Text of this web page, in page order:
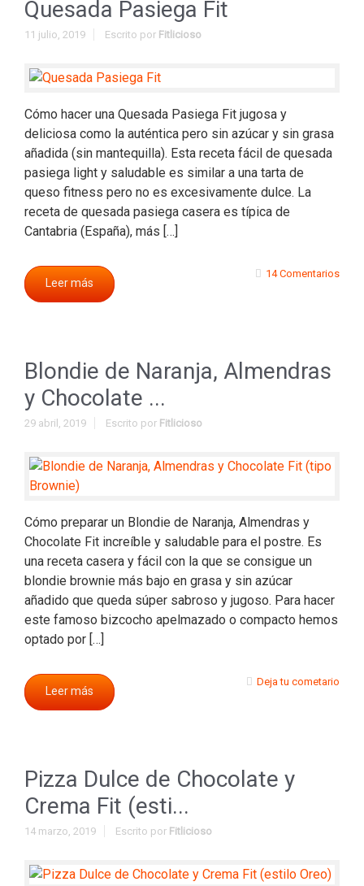
Quesada Pasiega Fit
11 julio, 2019 Escrito por Fitlicioso
Cómo hacer una Quesada Pasiega Fit jugosa y
deliciosa como la auténtica pero sin azúcar y sin grasa
añadida (sin mantequilla). Esta receta fácil de quesada
pasiega light y saludable es similar a una tarta de
queso fitness pero no es excesivamente dulce. La
receta de quesada pasiega casera es típica de
Cantabria (España), más […]
Leer más
14 Comentarios
Blondie de Naranja, Almendras
y Chocolate ...
29 abril, 2019 Escrito por Fitlicioso
Cómo preparar un Blondie de Naranja, Almendras y
Chocolate Fit increíble y saludable para el postre. Es
una receta casera y fácil con la que se consigue un
blondie brownie más bajo en grasa y sin azúcar
añadido que queda súper sabroso y jugoso. Para hacer
este famoso bizcocho apelmazado o compacto hemos
optado por […]
Leer más
Deja tu cometario
Pizza Dulce de Chocolate y
Crema Fit (esti...
14 marzo, 2019 Escrito por Fitlicioso